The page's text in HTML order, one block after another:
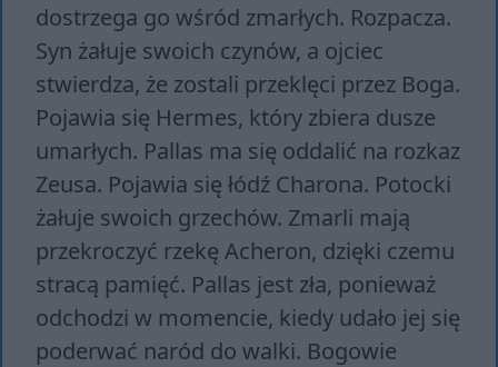
dostrzega go wśród zmarłych. Rozpacza.
Syn żałuje swoich czynów, a ojciec
stwierdza, że zostali przeklęci przez Boga.
Pojawia się Hermes, który zbiera dusze
umarłych. Pallas ma się oddalić na rozkaz
Zeusa. Pojawia się łódź Charona. Potocki
żałuje swoich grzechów. Zmarli mają
przekroczyć rzekę Acheron, dzięki czemu
stracą pamięć. Pallas jest zła, ponieważ
odchodzi w momencie, kiedy udało jej się
poderwać naród do walki. Bogowie